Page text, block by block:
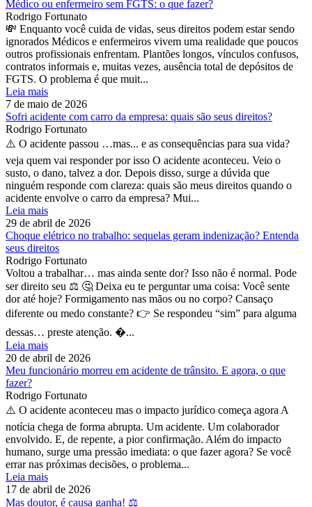
Médico ou enfermeiro sem FGTS: o que fazer?
Rodrigo Fortunato
💸 Enquanto você cuida de vidas, seus direitos podem estar sendo
ignorados Médicos e enfermeiros vivem uma realidade que poucos
outros profissionais enfrentam. Plantões longos, vínculos confusos,
contratos informais e, muitas vezes, ausência total de depósitos de
FGTS. O problema é que muit...
Leia mais
7 de maio de 2026
Sofri acidente com carro da empresa: quais são seus direitos?
Rodrigo Fortunato
⚠️ O acidente passou …mas... e as consequências para sua vida?
veja quem vai responder por isso O acidente aconteceu. Veio o
susto, o dano, talvez a dor. Depois disso, surge a dúvida que
ninguém responde com clareza: quais são meus direitos quando o
acidente envolve o carro da empresa? Mui...
Leia mais
29 de abril de 2026
Choque elétrico no trabalho: sequelas geram indenização? Entenda
seus direitos
Rodrigo Fortunato
Voltou a trabalhar… mas ainda sente dor? Isso não é normal. Pode
ser direito seu ⚖️ 🤔 Deixa eu te perguntar uma coisa: Você sente
dor até hoje? Formigamento nas mãos ou no corpo? Cansaço
diferente ou medo constante? 👉 Se respondeu “sim” para alguma
dessas… preste atenção. �...
Leia mais
20 de abril de 2026
Meu funcionário morreu em acidente de trânsito. E agora, o que
fazer?
Rodrigo Fortunato
⚠️ O acidente aconteceu mas o impacto jurídico começa agora A
notícia chega de forma abrupta. Um acidente. Um colaborador
envolvido. E, de repente, a pior confirmação. Além do impacto
humano, surge uma pressão imediata: o que fazer agora? Se você
errar nas próximas decisões, o problema...
Leia mais
17 de abril de 2026
Mas doutor, é causa ganha! ⚖️